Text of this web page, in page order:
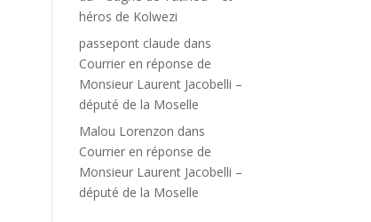
héros de Kolwezi
passepont claude dans
Courrier en réponse de
Monsieur Laurent Jacobelli –
député de la Moselle
Malou Lorenzon dans
Courrier en réponse de
Monsieur Laurent Jacobelli –
député de la Moselle